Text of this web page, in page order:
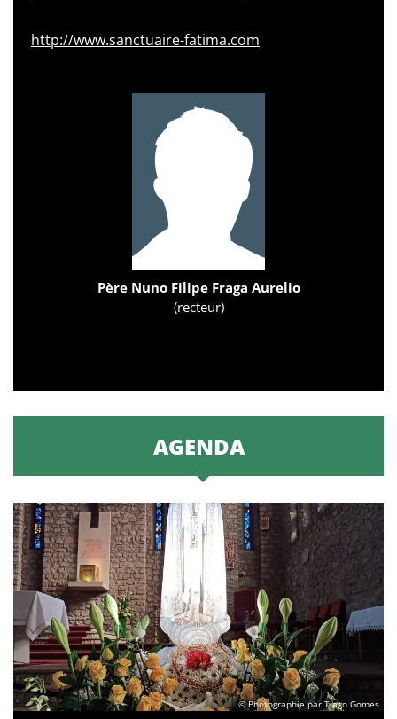
http://www.sanctuaire-fatima.com
Père Nuno Filipe Fraga Aurelio
(recteur)
AGENDA
© Photographie par Tiago Gomes